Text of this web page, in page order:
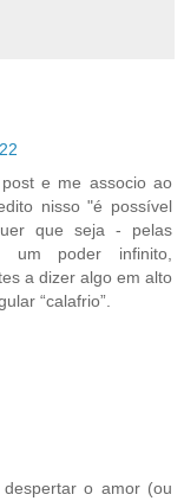
e me associo ao
nisso "é possível
que seja - pelas
um poder infinito,
a dizer algo em alto
“calafrio”.
o amor (ou